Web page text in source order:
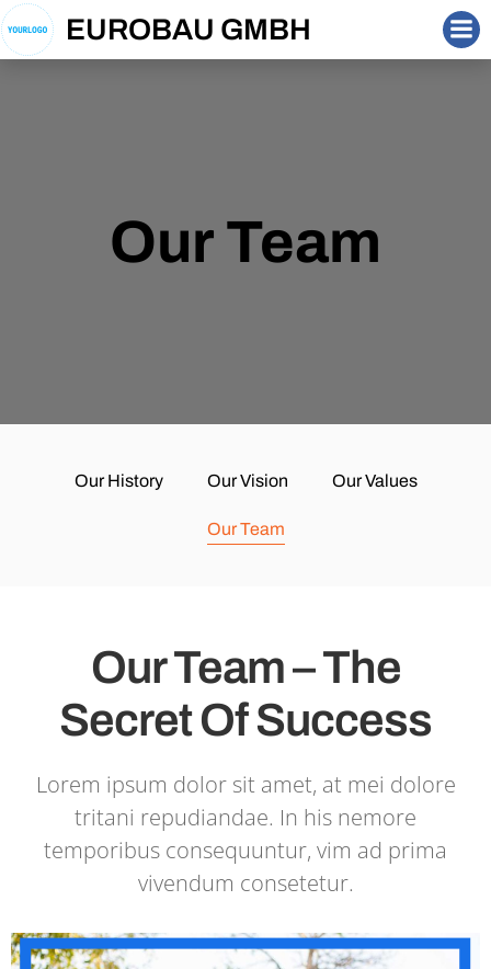
Inhalt
springen
EUROBAU GMBH
Our Team
Our History Our Vision Our Values
Our Team
Our Team – The
Secret Of Success
Lorem ipsum dolor sit amet, at mei dolore
tritani repudiandae. In his nemore
temporibus consequuntur, vim ad prima
vivendum consetetur.